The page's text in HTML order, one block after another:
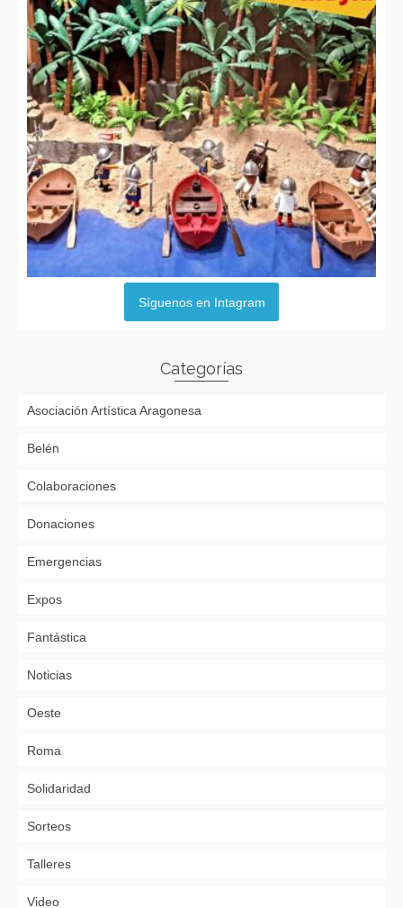
Síguenos en Intagram
Categorías
Asociación Artística Aragonesa
Belén
Colaboraciones
Donaciones
Emergencias
Expos
Fantástica
Noticias
Oeste
Roma
Solidaridad
Sorteos
Talleres
Video